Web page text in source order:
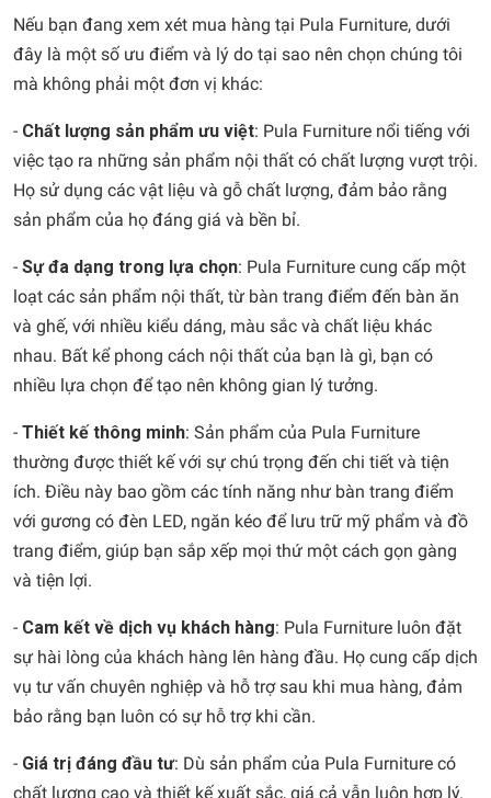
Nếu bạn đang xem xét mua hàng tại Pula Furniture, dưới
đây là một số ưu điểm và lý do tại sao nên chọn chúng tôi
mà không phải một đơn vị khác:
- Chất lượng sản phẩm ưu việt: Pula Furniture nổi tiếng với
việc tạo ra những sản phẩm nội thất có chất lượng vượt trội.
Họ sử dụng các vật liệu và gỗ chất lượng, đảm bảo rằng
sản phẩm của họ đáng giá và bền bỉ.
- Sự đa dạng trong lựa chọn: Pula Furniture cung cấp một
loạt các sản phẩm nội thất, từ bàn trang điểm đến bàn ăn
và ghế, với nhiều kiểu dáng, màu sắc và chất liệu khác
nhau. Bất kể phong cách nội thất của bạn là gì, bạn có
nhiều lựa chọn để tạo nên không gian lý tưởng.
- Thiết kế thông minh: Sản phẩm của Pula Furniture
thường được thiết kế với sự chú trọng đến chi tiết và tiện
ích. Điều này bao gồm các tính năng như bàn trang điểm
với gương có đèn LED, ngăn kéo để lưu trữ mỹ phẩm và đồ
trang điểm, giúp bạn sắp xếp mọi thứ một cách gọn gàng
và tiện lợi.
- Cam kết về dịch vụ khách hàng: Pula Furniture luôn đặt
sự hài lòng của khách hàng lên hàng đầu. Họ cung cấp dịch
vụ tư vấn chuyên nghiệp và hỗ trợ sau khi mua hàng, đảm
bảo rằng bạn luôn có sự hỗ trợ khi cần.
- Giá trị đáng đầu tư: Dù sản phẩm của Pula Furniture có
chất lượng cao và thiết kế xuất sắc, giá cả vẫn luôn hợp lý.